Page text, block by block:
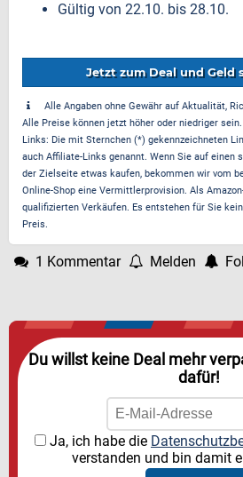
Gültig von 22.10. bis 28.10.
Jetzt zum Deal und Geld
Alle Angaben ohne Gewähr auf Aktualität,
Alle Preise können jetzt höher oder niedriger
Links: Die mit Sternchen (*) gekennzeichneten
auch Affiliate-Links genannt. Wenn Sie auf einen
der Zielseite etwas kaufen, bekommen wir vom
Online-Shop eine Vermittlerprovision. Als
qualifizierten Verkäufen. Es entstehen für Sie
Preis.
1 Kommentar Melden
Du willst keine Deal mehr
dafür!
Ja, ich habe die
verstanden und bin damit